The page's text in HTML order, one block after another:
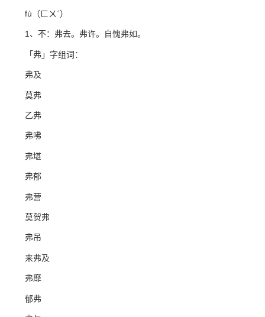
fú（ㄈㄨˊ）
1、不：弗去。弗许。自愧弗如。
「弗」字组词：
弗及
莫弗
乙弗
弗咈
弗堪
弗郁
弗营
莫贺弗
弗吊
来弗及
弗靡
郁弗